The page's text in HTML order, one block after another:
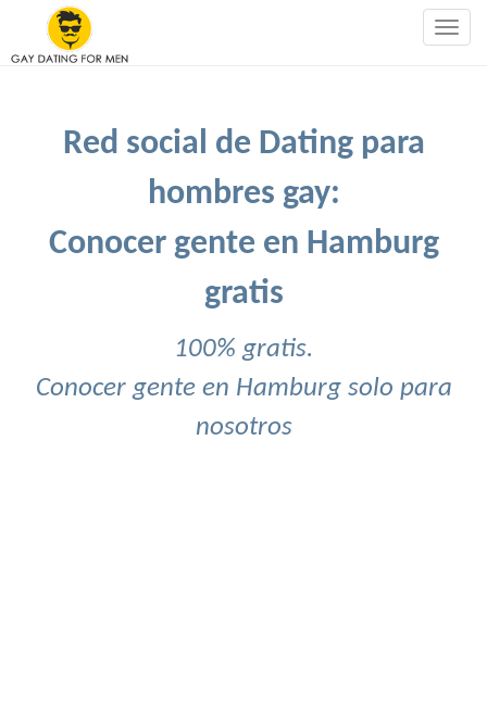
Red social de Dating para
hombres gay:
Conocer gente en Hamburg
gratis
100% gratis.
Conocer gente en Hamburg solo para
nosotros